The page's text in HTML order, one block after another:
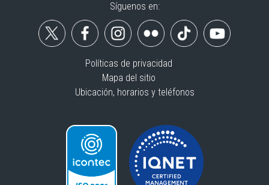
Síguenos en:
Políticas de privacidad
Mapa del sitio
Ubicación, horarios y teléfonos